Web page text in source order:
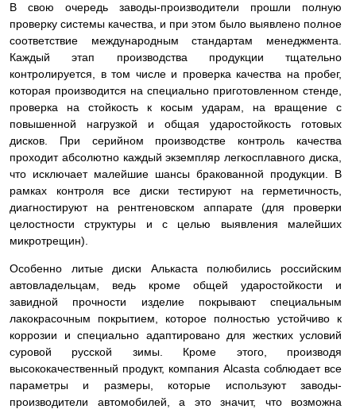
В свою очередь заводы-производители прошли полную
проверку системы качества, и при этом было выявлено полное
соответствие международным стандартам менеджмента.
Каждый этап производства продукции тщательно
контролируется, в том числе и проверка качества на пробег,
которая производится на специально приготовленном стенде,
проверка на стойкость к косым ударам, на вращение с
повышенной нагрузкой и общая ударостойкость готовых
дисков. При серийном производстве контроль качества
проходит абсолютно каждый экземпляр легкосплавного диска,
что исключает малейшие шансы бракованной продукции. В
рамках контроля все диски тестируют на герметичность,
диагностируют на рентгеновском аппарате (для проверки
целостности структуры и с целью выявления малейших
микротрещин).
Особенно литые диски Алькаста полюбились российским
автовладельцам, ведь кроме общей ударостойкости и
завидной прочности изделие покрывают специальным
лакокрасочным покрытием, которое полностью устойчиво к
коррозии и специально адаптировано для жестких условий
суровой русской зимы. Кроме этого, производя
высококачественный продукт, компания Alcasta соблюдает все
параметры и размеры, которые используют заводы-
производители автомобилей, а это значит, что возможна